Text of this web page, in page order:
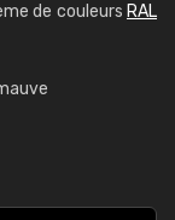
de couleurs RAL